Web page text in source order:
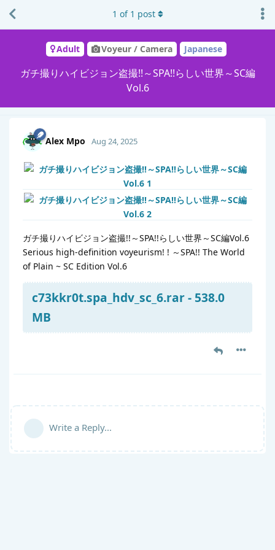
Adult Voyeur / Camera Japanese
ガチ撮りハイビジョン盗撮!!～SPA!!らしい世界～SC編
Vol.6
1 of 1 post
Alex Mpo Aug 24, 2025
ガチ撮りハイビジョン盗撮!!～SPA!!らしい世界～SC編Vol.6
Serious high-definition voyeurism! ! ～SPA!! The World
of Plain ~ SC Edition Vol.6
c73kkr0t.spa_hdv_sc_6.rar - 538.0
MB
Write a Reply...